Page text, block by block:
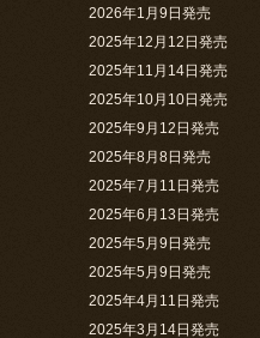
2026年1月9日発売
2025年12月12日発売
2025年11月14日発売
2025年10月10日発売
2025年9月12日発売
2025年8月8日発売
2025年7月11日発売
2025年6月13日発売
2025年5月9日発売
2025年5月9日発売
2025年4月11日発売
2025年3月14日発売